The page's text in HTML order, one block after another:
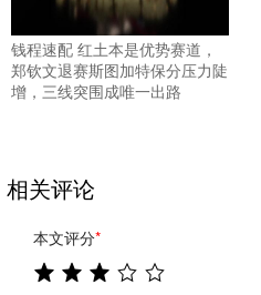
钱程速配 红土本是优势赛道，
郑钦文退赛斯图加特保分压力陡
增，三线突围成唯一出路
相关评论
本文评分*